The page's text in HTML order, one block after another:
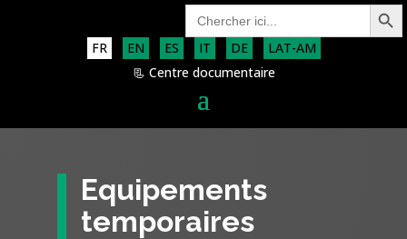
Search
for:
Search Button
FR EN ES IT DE
LAT-AM
📃 Centre documentaire
Equipements
temporaires